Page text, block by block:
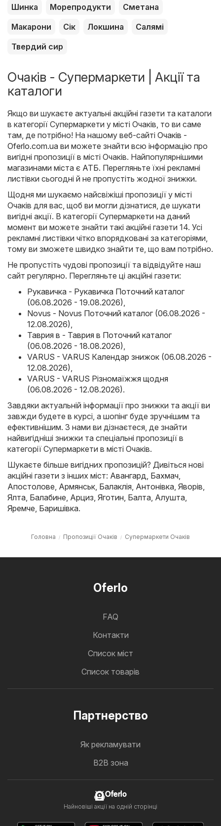
Шинка
Морепродукти
Сметана
Макарони
Сік Локшина
Салямі
Твердий сир
Очаків - Супермаркети | Акції та
каталоги
Якщо ви шукаєте актуальні акційні газети та каталоги
в категорії Супермаркети у місті Очаків, то ви саме
там, де потрібно! На нашому веб-сайті Очаків -
Oferlo.com.ua ви можете знайти всю інформацію про
вигідні пропозиції в місті Очаків. Найпопулярнішими
магазинами міста є АТБ. Перегляньте їхні рекламні
листівки сьогодні й не пропустіть жодної знижки.
Щодня ми шукаємо найсвіжіші пропозиції у місті
Очаків для вас, щоб ви могли дізнатися, де шукати
вигідні акції. В категорії Супермаркети на даний
момент ви можете знайти такі акційні газети 14. Усі
рекламні листівки чітко впорядковані за категоріями,
тому ви зможете швидко знайти те, що вам потрібно.
Не пропустіть чудові пропозиції та відвідуйте наш
сайт регулярно. Перегляньте ці акційні газети:
Рукавичка - Рукавичка Поточний каталог
(06.08.2026 - 19.08.2026),
Novus - Novus Поточний каталог (06.08.2026 -
12.08.2026),
Таврия в - Таврия в Поточний каталог
(06.08.2026 - 18.08.2026),
VARUS - VARUS Календар знижок (06.08.2026 -
12.08.2026),
VARUS - VARUS Різномаїжжя щодня
(06.08.2026 - 12.08.2026).
Завдяки актуальній інформації про знижки та акції ви
завжди будете в курсі, а шопінг буде зручнішим та
ефективнішим. З нами ви дізнаєтеся, де знайти
найвигідніші знижки та спеціальні пропозиції в
категорії Супермаркети в місті Очаків.
Шукаєте більше вигідних пропозицій? Дивіться нові
акційні газети з інших міст: Авангард, Бахмач,
Апостолове, Армянськ, Балаклія, Антонівка, Яворів,
Ялта, Балабине, Арциз, Яготин, Балта, Алушта,
Яремче, Баришівка.
Головна Пропозиції Очаків Супермаркети Очаків
Oferlo
FAQ
Контакти
Cписок міст
Список товарів
Партнерство
Як рекламувати
B2B зона
Oferlo
Найновіші акції на одній сторінці